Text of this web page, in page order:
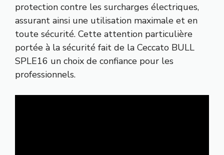
protection contre les surcharges électriques,
assurant ainsi une utilisation maximale et en
toute sécurité. Cette attention particulière
portée à la sécurité fait de la Ceccato BULL
SPLE16 un choix de confiance pour les
professionnels.